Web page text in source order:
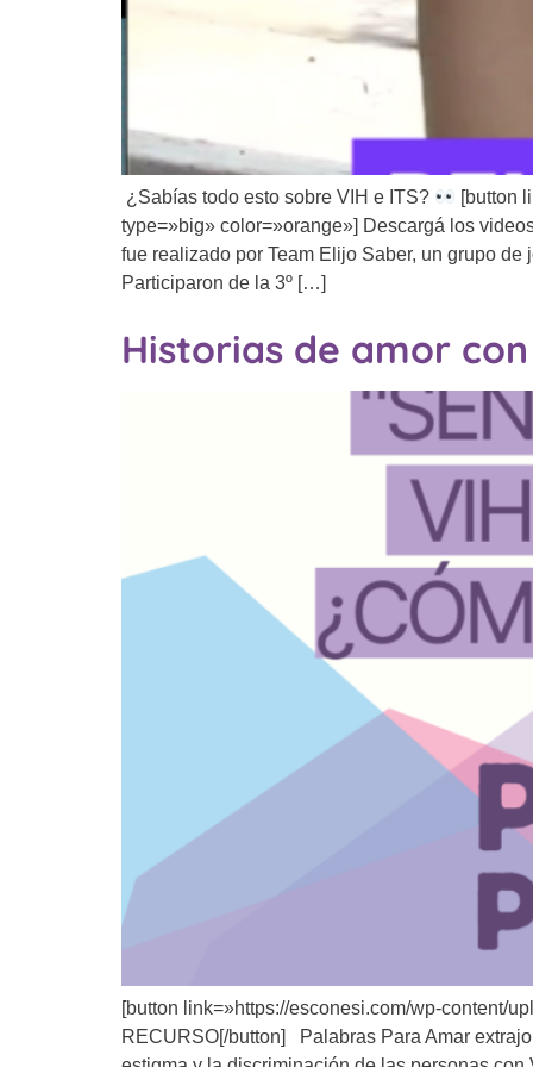
¿Sabías todo esto sobre VIH e ITS?
[button
type=»big» color=»orange»] Descargá los
fue realizado por Team Elijo Saber, un grupo
Participaron de la 3º […]
Historias de amor
[button link=»https://esconesi.com/wp-content/
RECURSO[/button] Palabras Para Amar